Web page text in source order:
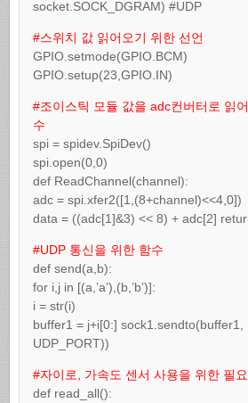
socket.SOCK_DGRAM) #UDP
#스위치 값 읽어오기 위한 선언
GPIO.setmode(GPIO.BCM)
GPIO.setup(23,GPIO.IN)
#조이스틱 모듈 값을 adc컨버터로 읽
수
spi = spidev.SpiDev()
spi.open(0,0)
def ReadChannel(channel):
adc = spi.xfer2([1,(8+channel)<<4,0])
data = ((adc[1]&3) << 8) + adc[2]
#UDP 통신을 위한 함수
def send(a,b):
for i,j in [(a,’a’),(b,’b’)]:
i = str(i)
buffer1 = j+i[0:] sock1.sendto(buffer1,
UDP_PORT))
#자이로, 가속도 센서 사용을 위한 필
def read_all():